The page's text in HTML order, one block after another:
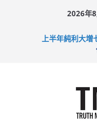
2026年8
上半年純利大增
拜仁熱身